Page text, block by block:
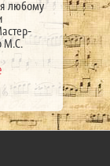
любому
М.С.